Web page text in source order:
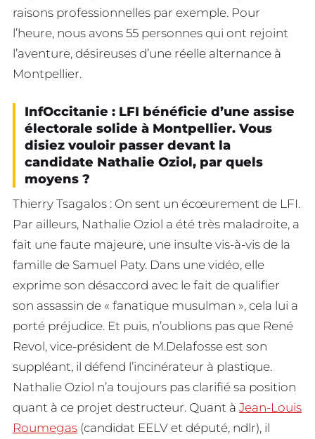
raisons professionnelles par exemple. Pour
l’heure, nous avons 55 personnes qui ont rejoint
l’aventure, désireuses d’une réelle alternance à
Montpellier.
InfOccitanie : LFI bénéficie d’une assise
électorale solide à Montpellier. Vous
disiez vouloir passer devant la
candidate Nathalie Oziol, par quels
moyens ?
Thierry Tsagalos : On sent un écœurement de LFI.
Par ailleurs, Nathalie Oziol a été très maladroite, a
fait une faute majeure, une insulte vis-à-vis de la
famille de Samuel Paty. Dans une vidéo, elle
exprime son désaccord avec le fait de qualifier
son assassin de « fanatique musulman », cela lui a
porté préjudice. Et puis, n’oublions pas que René
Revol, vice-président de M.Delafosse est son
suppléant, il défend l’incinérateur à plastique.
Nathalie Oziol n’a toujours pas clarifié sa position
quant à ce projet destructeur. Quant à Jean-Louis
Roumegas (candidat EELV et député, ndlr), il